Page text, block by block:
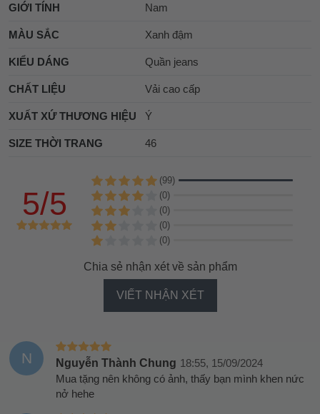
GIỚI TÍNH Nam
MÀU SẮC Xanh đậm
KIỂU DÁNG Quần jeans
CHẤT LIỆU Vải cao cấp
XUẤT XỨ THƯƠNG HIỆU Ý
SIZE THỜI TRANG 46
5/5
(99)
(0)
(0)
(0)
(0)
Chia sẻ nhận xét về sản phẩm
VIẾT NHẬN XÉT
N Nguyễn Thành Chung 18:55, 15/09/2024
Mua tặng nên không có ảnh, thấy bạn mình khen nức
nở hehe